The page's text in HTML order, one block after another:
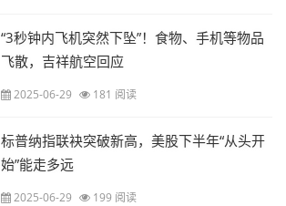
“3秒钟内飞机突然下坠”！食物、手机等物品
飞散，吉祥航空回应
2025-06-29 181 阅读
标普纳指联袂突破新高，美股下半年“从头开
始”能走多远
2025-06-29 199 阅读